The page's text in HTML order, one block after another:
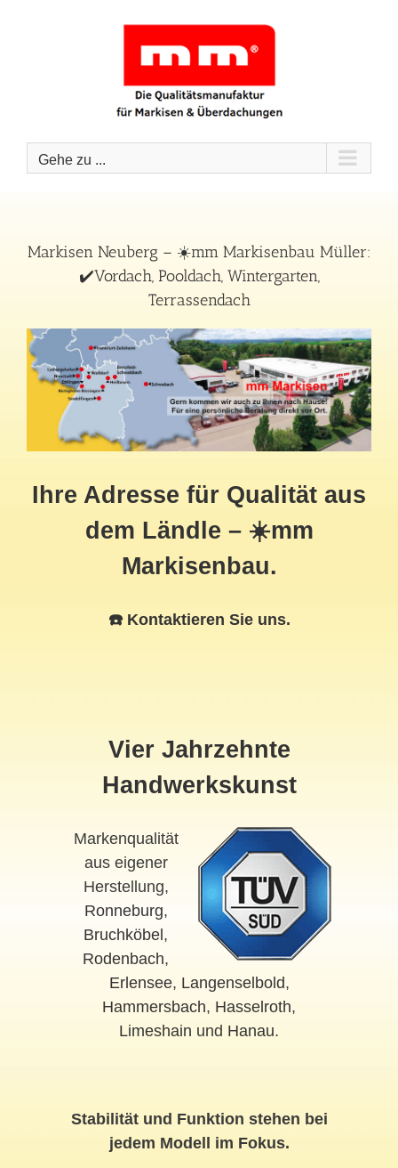
Gehe zu ...
Markisen Neuberg – ☀️mm Markisenbau Müller:
✔️Vordach, Pooldach, Wintergarten,
Terrassendach
Ihre Adresse für Qualität aus
dem Ländle – ☀️mm
Markisenbau.
☎️ Kontaktieren Sie uns.
Vier Jahrzehnte
Handwerkskunst
Markenqualität
aus eigener
Herstellung,
Ronneburg,
Bruchköbel ,
Rodenbach,
Erlensee, Langenselbold,
Hammersbach, Hasselroth,
Limeshain und Hanau.
Stabilität und Funktion stehen bei
jedem Modell im Fokus.